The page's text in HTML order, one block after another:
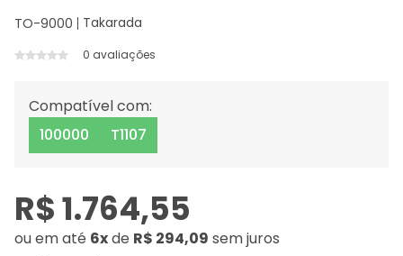
TO-9000 Takarada
0 avaliações
R$ 1.764,55
ouem até 6xde R$ 294,09 sem juros
Compatível com:
100000
T1107